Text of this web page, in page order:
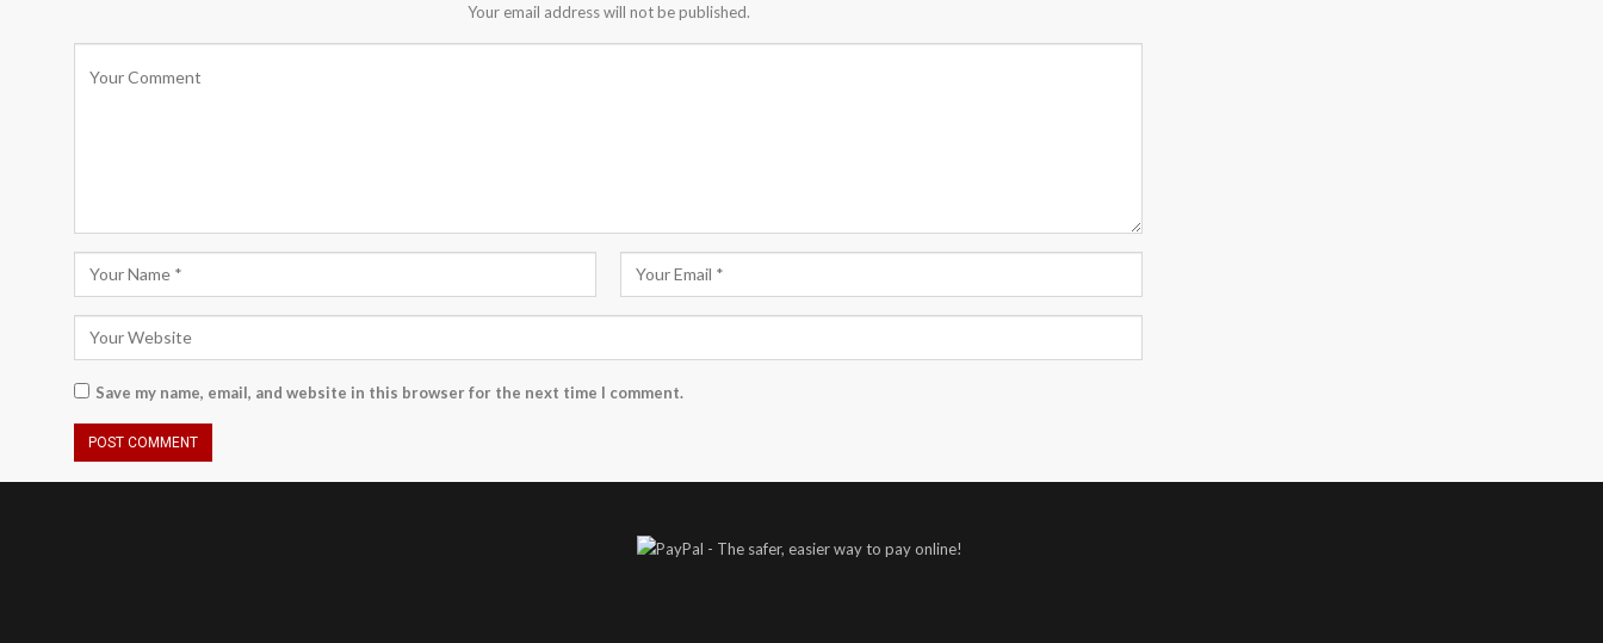
Your email address will not be published.
Save my name, email, and website in this browser for the next time I comment.